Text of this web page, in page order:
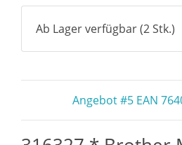
Ab Lager verfügbar (2 Stk.)
Angebot #5 EAN